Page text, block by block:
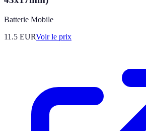
Batterie Mobile
11.5 EURVoir le prix